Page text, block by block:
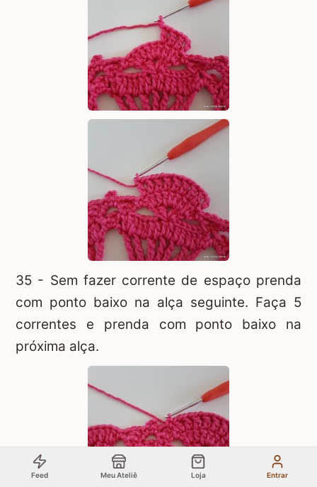
35 - Sem fazer corrente de espaço prenda
com ponto baixo na alça seguinte. Faça 5
correntes e prenda com ponto baixo na
próxima alça.
Feed Meu Ateliê Loja Entrar